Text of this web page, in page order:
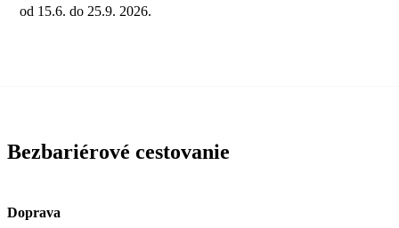
od 15.6. do 25.9. 2026.
Bezbariérové cestovanie
Doprava